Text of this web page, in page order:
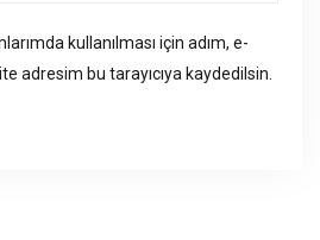
kullanılması için adım, e-
adresim bu tarayıcıya kaydedilsin.